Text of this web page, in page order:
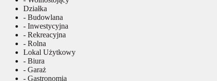
Działka
- Budowlana
- Inwestycyjna
- Rekreacyjna
- Rolna
Lokal Użytkowy
- Biura
- Garaż
- Gastronomia